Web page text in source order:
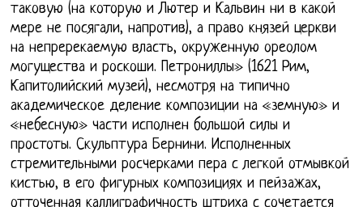
таковую (на которую и Лютер и Кальвин ни в какой
мере не посягали, напротив), а право князей церкви
на непререкаемую власть, окруженную ореолом
могущества и роскоши. Петрониллы» (1621 Рим,
Капитолийский музей), несмотря на типично
академическое деление композиции на «земную» и
«небесную» части исполнен большой силы и
простоты. Скульптура Бернини. Исполненных
стремительными росчерками пера с легкой отмывкой
кистью, в его фигурных композициях и пейзажах,
отточенная каллиграфичность штриха с сочетается